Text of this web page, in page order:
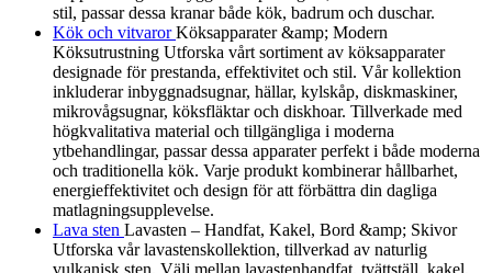
stil, passar dessa kranar både kök, badrum och duschar.
Kök och vitvarorKöksapparater &amp; Modern
Köksutrustning Utforska vårt sortiment av köksapparater
designade för prestanda, effektivitet och stil. Vår kollektion
inkluderar inbyggnadsugnar, hällar, kylskåp, diskmaskiner,
mikrovågsugnar, köksfläktar och diskhoar. Tillverkade med
högkvalitativa material och tillgängliga i moderna
ytbehandlingar, passar dessa apparater perfekt i både moderna
och traditionella kök. Varje produkt kombinerar hållbarhet,
energieffektivitet och design för att förbättra din dagliga
matlagningsupplevelse.
Lava sten Lavasten – Handfat, Kakel, Bord &amp; Skivor
Utforska vår lavastenskollektion, tillverkad av naturlig
vulkanisk sten. Välj mellan lavastenhandfat, tvättställ, kakel,